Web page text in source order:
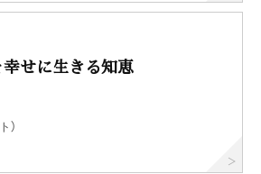
せに生きる知恵
）